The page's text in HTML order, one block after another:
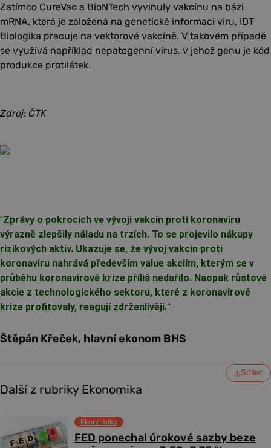
Zatímco CureVac a BioNTech vyvinuly vakcínu na bázi
mRNA, která je založená na genetické informaci viru, IDT
Biologika pracuje na vektorové vakcíně. V takovém případě
se využívá například nepatogenní virus, v jehož genu je kód
produkce protilátek.
Zdroj: ČTK
"Zprávy o pokrocích ve vývoji vakcín proti koronaviru
výrazně zlepšily náladu na trzích. To se projevilo nákupy
rizikových aktiv. Ukazuje se, že vývoj vakcín proti
koronaviru nahrává především value akciím, kterým se v
průběhu koronavirové krize příliš nedařilo. Naopak růstové
akcie z technologického sektoru, které z koronavirové
krize profitovaly, reagují zdrženlivěji."
Štěpán Křeček, hlavní ekonom BHS
Sdílet
Další z rubriky Ekonomika
FED ponechal úrokové sazby beze
Ekonomika